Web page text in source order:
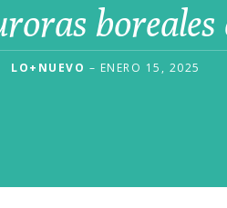
LO+NUEVO – ENERO 15, 2025